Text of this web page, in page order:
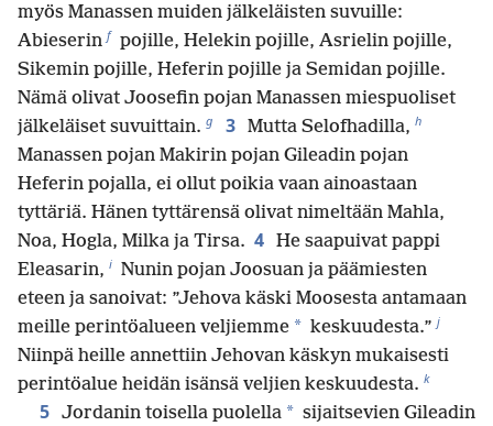
myös Manassen muiden jälkeläisten suvuille:
Abieserin f pojille, Helekin pojille, Asrielin pojille,
Sikemin pojille, Heferin pojille ja Semidan pojille.
Nämä olivat Joosefin pojan Manassen miespuoliset
jälkeläiset suvuittain. g 3 Mutta Selofhadilla, h
Manassen pojan Makirin pojan Gileadin pojan
Heferin pojalla, ei ollut poikia vaan ainoastaan
tyttäriä. Hänen tyttärensä olivat nimeltään Mahla,
Noa, Hogla, Milka ja Tirsa. 4 He saapuivat pappi
Eleasarin, i Nunin pojan Joosuan ja päämiesten
eteen ja sanoivat: ”Jehova käski Moosesta antamaan
meille perintöalueen veljiemme * keskuudesta.” j
Niinpä heille annettiin Jehovan käskyn mukaisesti
perintöalue heidän isänsä veljien keskuudesta. k
5 Jordanin toisella puolella * sijaitsevien Gileadin